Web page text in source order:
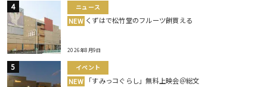
ニュース
NEW くずはで松竹堂のフルーツ餅買える
2026年8月9日
イベント
NEW 「すみっコぐらし」無料上映会＠総文